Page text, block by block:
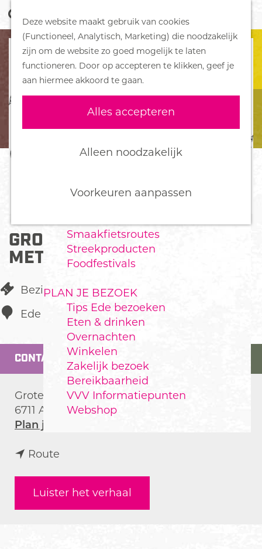
Deze website maakt gebruik van cookies
(Functioneel, Analytisch, Marketing) die noodzakelijk
zijn om de website zo goed mogelijk te laten
functioneren. Door op accepteren te klikken, geef je
aan hiermee akkoord te gaan.
Alles accepteren
Alleen noodzakelijk
Voorkeuren aanpassen
G
r
h
o
g
e
o
e
k
e
n
M
e
n
u
DORPEN
Bennekom
De Klomp
Deelen
Ederveen
Harskamp
Hoenderloo
Wekerom
Smaakfietsroutes
Streekproducten
Foodfestivals
PLAN JE BEZOEK
Tips Ede bezoeken
Eten & drinken
Overnachten
Winkelen
Zakelijk bezoek
Bereikbaarheid
VVV Informatiepunten
Webshop
GRONDSPOT HET VARKEN
MET 6 POTEN
Bezienswaardigheid
Ede
CONTACT
Grotestraat 116
6711 AP
Ede
Plan je route
r
o
Route
r
G
Luister het verhaal